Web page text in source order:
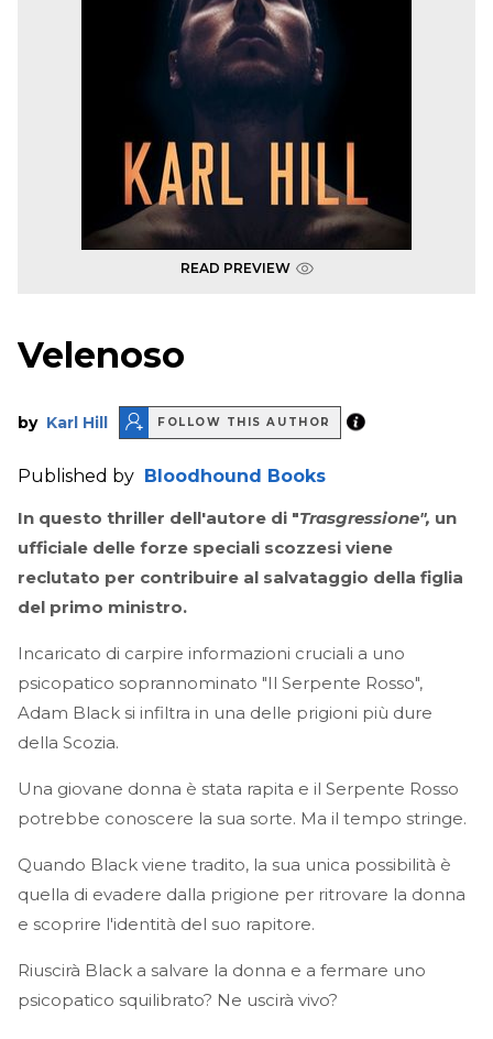
READ PREVIEW
Velenoso
by Karl Hill FOLLOW THIS AUTHOR
Published by Bloodhound Books
In questo thriller dell'autore di "Trasgressione", un
ufficiale delle forze speciali scozzesi viene
reclutato per contribuire al salvataggio della figlia
del primo ministro.
Incaricato di carpire informazioni cruciali a uno
psicopatico soprannominato "Il Serpente Rosso",
Adam Black si infiltra in una delle prigioni più dure
della Scozia.
Una giovane donna è stata rapita e il Serpente Rosso
potrebbe conoscere la sua sorte. Ma il tempo stringe.
Quando Black viene tradito, la sua unica possibilità è
quella di evadere dalla prigione per ritrovare la donna
e scoprire l'identità del suo rapitore.
Riuscirà Black a salvare la donna e a fermare uno
psicopatico squilibrato? Ne uscirà vivo?